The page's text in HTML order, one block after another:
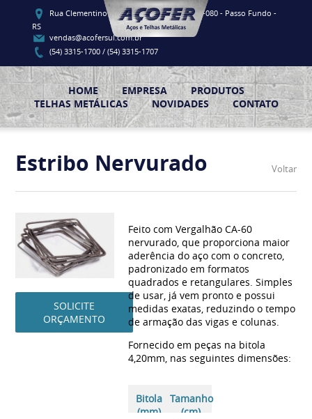
Rua Clementino Luis Vieira, 91 - CEP 99060-080 - Passo Fundo -
RS
vendas@acofersul.com.br
(54) 3315-1700 / (54) 3315-1707
HOME EMPRESA
PRODUTOS
TELHAS METÁLICAS
NOVIDADES CONTATO
Estribo Nervurado Voltar
SOLICITE
ORÇAMENTO
Feito com Vergalhão CA-60
nervurado, que proporciona maior
aderência do aço com o concreto,
padronizado em formatos
quadrados e retangulares. Simples
de usar, já vem pronto e possui
medidas exatas, reduzindo o tempo
de armação das vigas e colunas.
Fornecido em peças na bitola
4,20mm, nas seguintes dimensões:
Bitola
(mm)
Tamanho
(cm)